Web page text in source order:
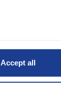
Accept all